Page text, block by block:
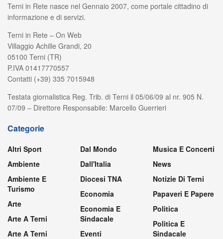
Terni in Rete nasce nel Gennaio 2007, come portale cittadino di
informazione e di servizi.
Terni in Rete – On Web
Villaggio Achille Grandi, 20
05100 Terni (TR)
P.IVA 01417770557
Contatti (+39) 335 7015948
Testata giornalistica Reg. Trib. di Terni il 05/06/09 al nr. 905 N.
07/09 – Direttore Responsabile: Marcello Guerrieri
Categorie
Altri Sport
Ambiente
Ambiente E
Turismo
Arte
Arte A Terni
Arte A Terni
Dal Mondo
Dall'Italia
Diocesi TNA
Economia
Economia E
Sindacale
Eventi
Musica E Concerti
News
Notizie Di Terni
Papaveri E Papere
Politica
Politica E
Sindacale